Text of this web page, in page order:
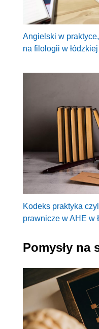
Angielski w
na filologii w
Kodeks praktyka
prawnicze w AHE w
Pomysły na